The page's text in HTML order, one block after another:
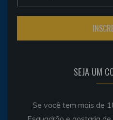
SEJA UM
Se você tem mais de